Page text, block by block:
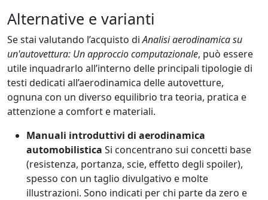
Alternative e varianti
Se stai valutando l’acquisto diAnalisi aerodinamica su
un'autovettura: Un approccio computazionale, può essere
utile inquadrarlo all’interno delle principali tipologie di
testi dedicati all’aerodinamica delle autovetture,
ognuna con un diverso equilibrio tra teoria, pratica e
attenzione a comfort e materiali.
Manuali introduttivi di aerodinamica
automobilistica Si concentrano sui concetti base
(resistenza, portanza, scie, effetto degli spoiler),
spesso con un taglio divulgativo e molte
illustrazioni. Sono indicati per chi parte da zero e